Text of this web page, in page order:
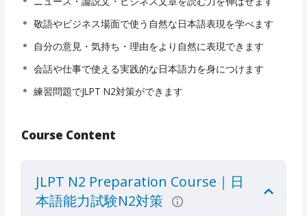
敬語やビジネス場面で使う自然な日本語表現を学べます
自分の意見・気持ち・理由をより自然に表現できます
会話や仕事で使える実践的な日本語力を身につけます
練習問題でJLPT N2対策ができます
Course Content
JLPT N2 Preparation Course｜日
本語能力試験N2対策